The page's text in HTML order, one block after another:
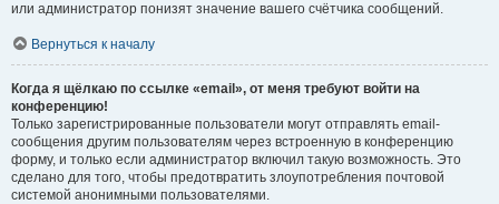
или администратор понизят значение вашего счётчика сообщений.
Вернуться к началу
Когда я щёлкаю по ссылке «email», от меня требуют войти на
конференцию!
Только зарегистрированные пользователи могут отправлять email-
сообщения другим пользователям через встроенную в конференцию
форму, и только если администратор включил такую возможность. Это
сделано для того, чтобы предотвратить злоупотребления почтовой
системой анонимными пользователями.